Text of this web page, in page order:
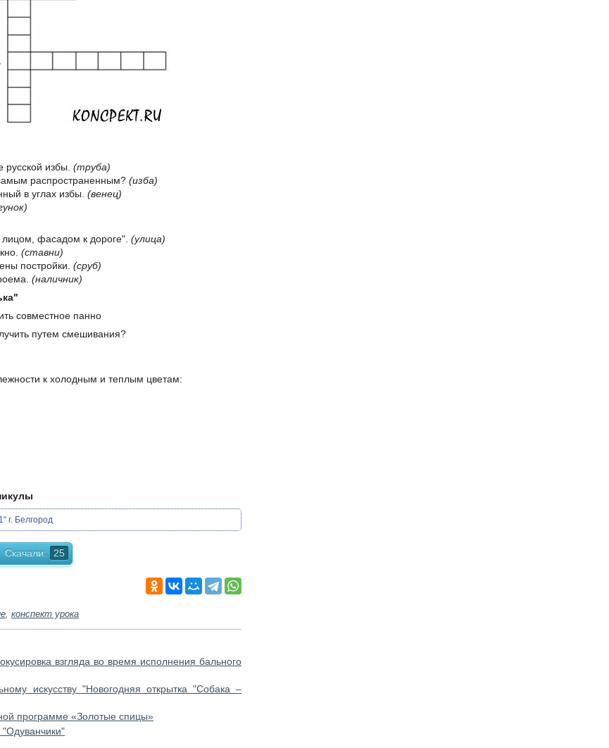
русской избы. (труба)
распространенным? (изба)
в углах избы. (венец)
лицом, фасадом к дороге". (улица)
(ставни)
постройки. (сруб)
(наличник)
совместное панно
путем смешивания?
к холодным и теплым цветам:
Белгород
Скачали: 25
конспект урока
взгляда во время исполнения бального
искусству "Новогодняя открытка "Собака –
программе «Золотые спицы»
"Одуванчики"